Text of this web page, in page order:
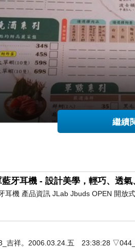
繼續
牙耳機 - 設計美學，輕巧、透氣
耳機 產品資訊 JLab Jbuds OPEN 開放
吉祥。2006.03.24.五 23:38:28